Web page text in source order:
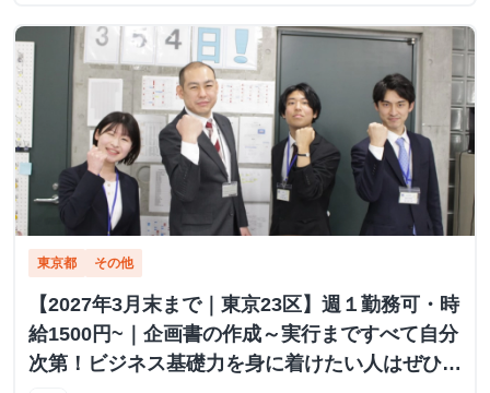
東京都 その他
【2027年3月末まで｜東京23区】週１勤務可・時
給1500円~｜企画書の作成～実行まですべて自分
次第！ビジネス基礎力を身に着けたい人はぜひご